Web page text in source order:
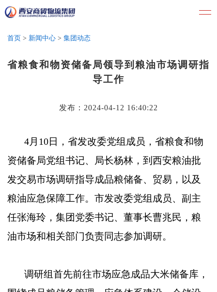
首页 > 新闻中心 > 集团动态
省粮食和物资储备局领导到粮油市场调研指
导工作
发布：2024-04-12 16:40:22
4月10日，省发改委党组成员，省粮食和物
资储备局党组书记、局长杨林，到西安粮油批
发交易市场调研指导成品粮储备、贸易，以及
粮油应急保障工作。市发改委党组成员、副主
任张海玲，集团党委书记、董事长曹兆民，粮
油市场和相关部门负责同志参加调研。
调研组首先前往市场应急成品大米储备库，